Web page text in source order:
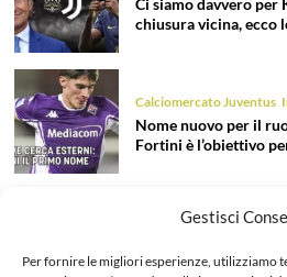
Gestisci
Per fornire le migliori esperienze, utilizziamo
Ci siamo davvero per
chiusura vicina, ecco
Calciomercato Juventus
Nome nuovo per il
Fortini è l’obiettivo
Calciomercato Juventus
il colpo dell’estate